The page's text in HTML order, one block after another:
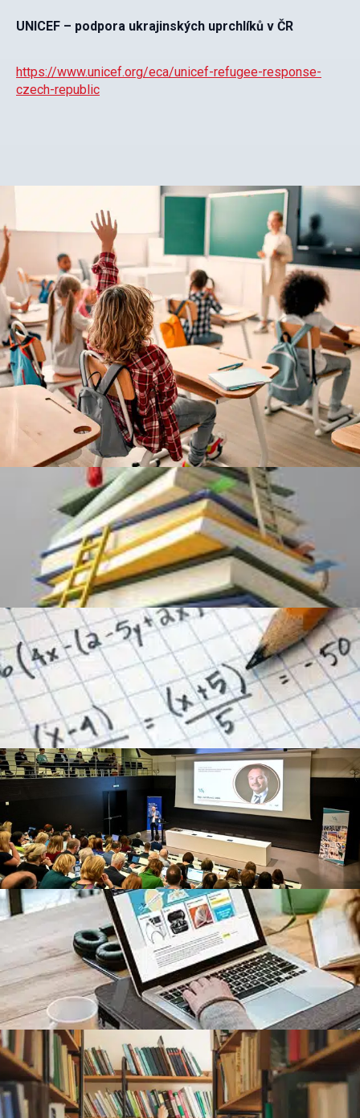
UNICEF – podpora ukrajinských uprchlíků v ČR
https://www.unicef.org/eca/unicef-refugee-response-
czech-republic